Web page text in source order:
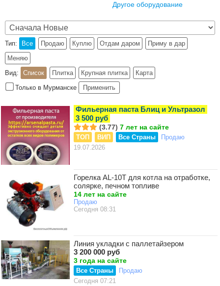
Другое оборудование
Тип: Все Продаю Куплю Отдам даром
Приму в дар
Меняю
Вид:
Список Плитка Крупная плитка
Карта
Только в Мурманске
Применить
Фильерная паста Блиц и Ультразол
3 500 руб
(3.77) 7 лет на сайте
ТОП ВИП Все Страны
Продаю
19.07.2026
Горелка AL-10Т для котла на отработке,
солярке, печном топливе
14 лет на сайте
Продаю
Сегодня 08:31
Линия укладки с паллетайзером
3 200 000 руб
3 года на сайте
Все Страны
Продаю
Сегодня 07:21